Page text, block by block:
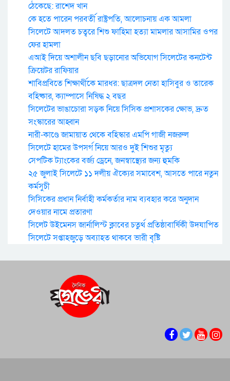
ঠেকেছে: রাশেদ খান
কে হতে পারেন পরবর্তী রাষ্ট্রপতি, আলোচনায় এক আমলা
সিলেটে আদলত চত্বরে শিশু ফাহিমা হত্যা মামলার আসামির ওপর
ফের হামলা
এআই দিয়ে অশালীন ছবি ছড়ানোর অভিযোগ সিলেটের কনটেন্ট
ক্রিয়েটর রাফিয়ার
শাবিপ্রবিতে শিক্ষার্থীকে মারধর: ছাত্রদল নেতা হাসিবুর ও তারেক
বহিষ্কার, ক্যাম্পাসে নিষিদ্ধ ২ বছর
সিলেটের ভাঙাচোরা সড়ক নিয়ে সিসিক প্রশাসকের ক্ষোভ, দ্রুত
সংস্কারের আহ্বান
নারী-কাণ্ডে জামায়াত থেকে বহিস্কার এমপি গাজী নজরুল
সিলেটে হামের উপসর্গ নিয়ে আরও দুই শিশুর মৃত্যু
সেপটিক ট্যাংকের বর্জ্য ড্রেনে, জনস্বাস্থ্যের জন্য হুমকি
২৫ জুলাই সিলেটে ১১ দলীয় ঐক্যের সমাবেশ, আসতে পারে নতুন
কর্মসুচী
সিসিকের প্রধান নির্বাহী কর্মকর্তার নাম ব্যবহার করে অনুদান
দেওয়ার নামে প্রতারণা
সিলেট উইমেনস জার্নালিস্ট ক্লাবের চতুর্থ প্রতিষ্ঠাবার্ষিকী উদযাপিত
সিলেটে সপ্তাহজুড়ে অব্যাহত থাকবে ভারী বৃষ্টি